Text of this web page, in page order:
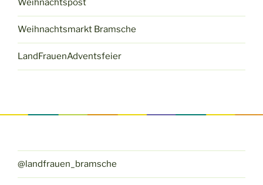
Weihnachtspost
Weihnachtsmarkt Bramsche
LandFrauenAdventsfeier
@landfrauen_bramsche